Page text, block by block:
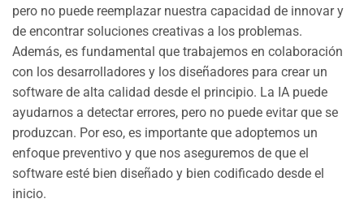
pero no puede reemplazar nuestra capacidad de innovar y
de encontrar soluciones creativas a los problemas.
Además, es fundamental que trabajemos en colaboración
con los desarrolladores y los diseñadores para crear un
software de alta calidad desde el principio. La IA puede
ayudarnos a detectar errores, pero no puede evitar que se
produzcan. Por eso, es importante que adoptemos un
enfoque preventivo y que nos aseguremos de que el
software esté bien diseñado y bien codificado desde el
inicio.